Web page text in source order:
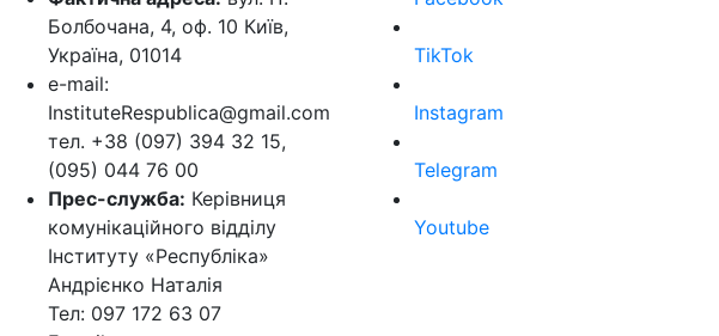
Болбочана, 4, оф. 10 Київ,
Україна, 01014
e-mail:
InstituteRespublica@gmail.com
тел. +38 (097) 394 32 15,
(095) 044 76 00
Прес-служба: Керівниця
комунікаційного відділу
Інституту «Республіка»
Андрієнко Наталія
Тел: 097 172 63 07
TikTok
Instagram
Telegram
Youtube